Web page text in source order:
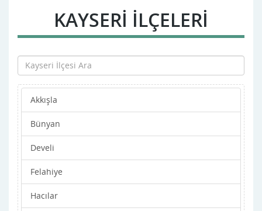
KAYSERI İLÇELERİ
Akkışla
Bünyan
Develi
Felahiye
Hacılar